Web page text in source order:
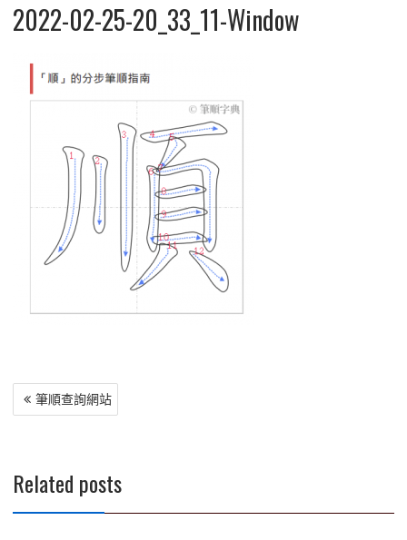
2022-02-25-20_33_11-Window
文
章
筆順查詢網站
Related posts